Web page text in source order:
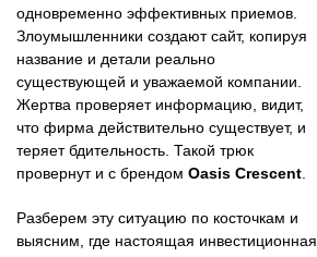
одновременно эффективных приемов.
Злоумышленники создают сайт, копируя
название и детали реально
существующей и уважаемой компании.
Жертва проверяет информацию, видит,
что фирма действительно существует, и
теряет бдительность. Такой трюк
провернут и с брендом Oasis Crescent
Разберем эту ситуацию по косточкам и
выясним, где настоящая инвестиционная